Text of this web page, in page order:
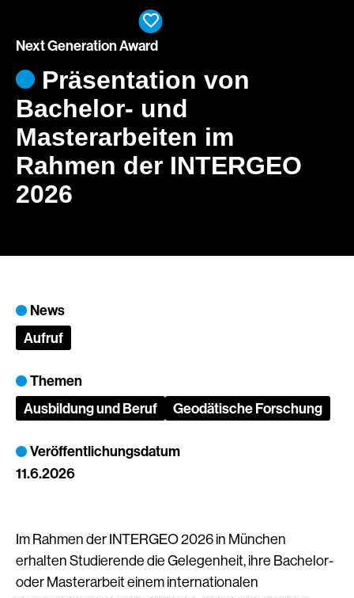
Präsentation von
Bachelor- und
Masterarbeiten im
Rahmen der INTERGEO
2026
Next Generation Award
News
Aufruf
Themen
Ausbildung und Beruf
Geodätische Forschung
Veröffentlichungsdatum
11.6.2026
Im Rahmen der INTERGEO 2026 in München
erhalten Studierende die Gelegenheit, ihre Bachelor-
oder Masterarbeit einem internationalen